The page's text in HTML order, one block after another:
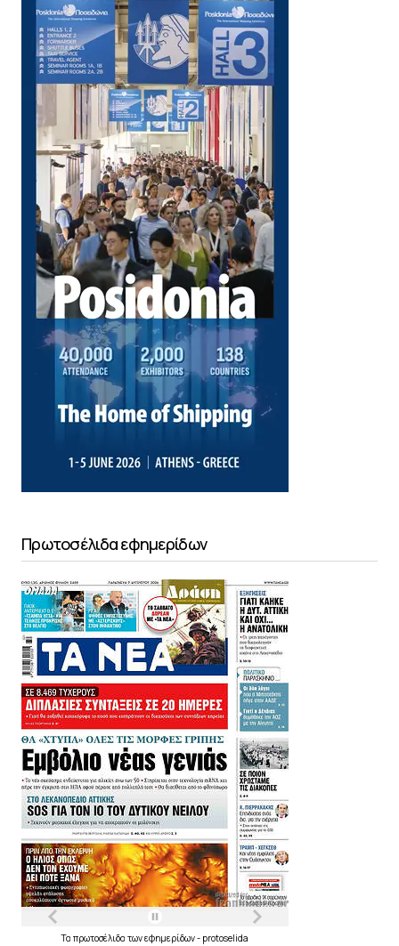
Πρωτοσέλιδα εφημερίδων
Τα πρωτοσέλιδα τωνεφημερίδων- protoselida